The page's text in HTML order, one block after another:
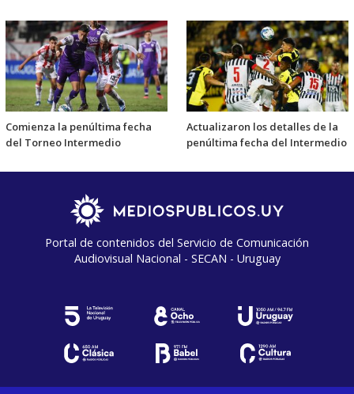
Comienza la penúltima fecha
del Torneo Intermedio
Actualizaron los detalles de la
penúltima fecha del Intermedio
Portal de contenidos del Servicio de Comunicación
Audiovisual Nacional - SECAN - Uruguay